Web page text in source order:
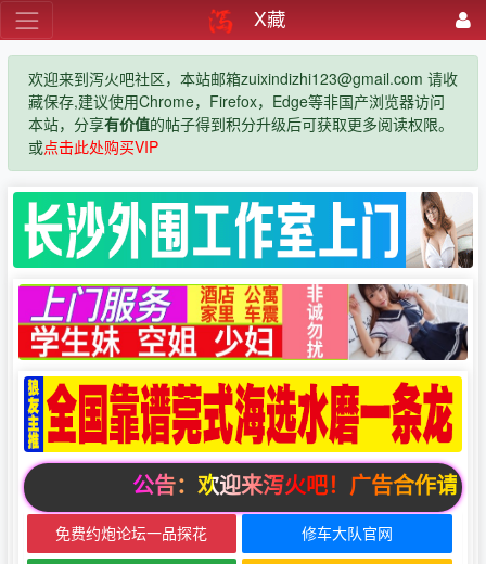
X藏
欢迎来到泻火吧社区，本站邮箱zuixindizhi123@gmail.com 请收
藏保存,建议使用Chrome，Firefox，Edge等非国产浏览器访问
本站，分享有价值的帖子得到积分升级后可获取更多阅读权限。
或点击此处购买VIP
公告：欢迎来泻火吧！广告合作请
免费约炮论坛一品探花 修车大队官网